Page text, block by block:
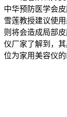
中华预防医学会
雪莲教授建议使
则将会造成局部
仪厂家了解到，
位为家用美容仪